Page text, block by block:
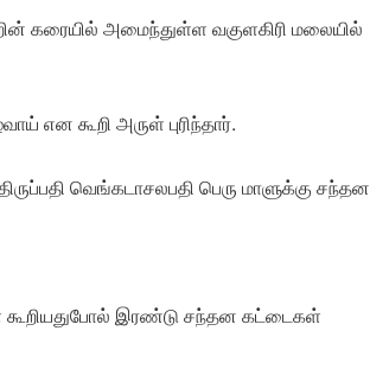
கரையில் அமைந்துள்ள வகுளகிரி மலையில்
என கூறி அருள் புரிந்தார்.
வெங்கடாசலபதி பெரு மாளுக்கு சந்தன
கூறியதுபோல் இரண்டு சந்தன கட்டைகள்